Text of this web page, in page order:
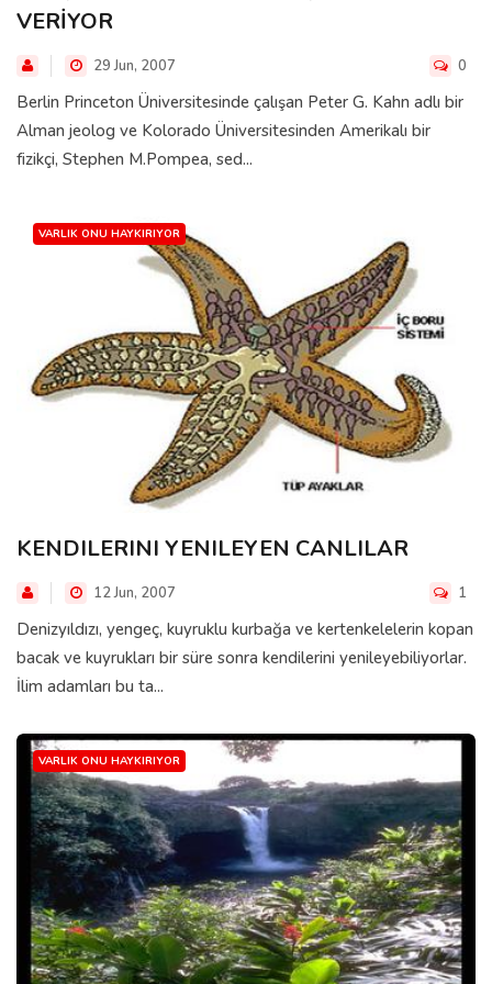
VERİYOR
29 Jun, 2007 0
Berlin Princeton Üniversitesinde çalışan Peter G. Kahn adlı bir
Alman jeolog ve Kolorado Üniversitesinden Amerikalı bir
fizikçi, Stephen M.Pompea, sed...
VARLIK ONU HAYKIRIYOR
KENDILERINI YENILEYEN CANLILAR
12 Jun, 2007 1
Denizyıldızı, yengeç, kuyruklu kurbağa ve kertenkelelerin kopan
bacak ve kuyrukları bir süre sonra kendilerini yenileyebiliyorlar.
İlim adamları bu ta...
VARLIK ONU HAYKIRIYOR